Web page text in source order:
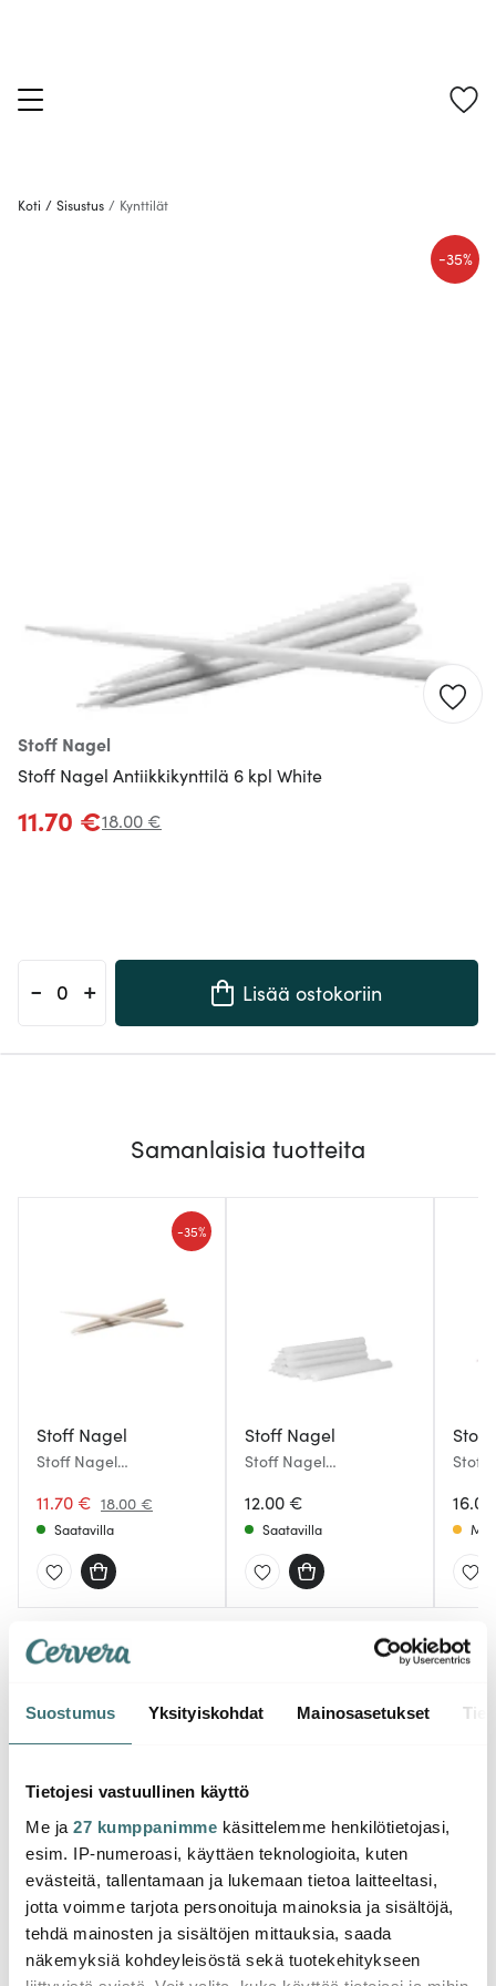
Suostumus Yksityiskohdat Mainosasetukset
Tietojesi vastuullinen käyttö
Me ja 27 kumppanimme käsittelemme henkilötietojasi,
esim. IP-numeroasi, käyttäen teknologioita, kuten
evästeitä, tallentamaan ja lukemaan tietoa laitteeltasi,
jotta voimme tarjota personoituja mainoksia ja sisältöjä,
tehdä mainosten ja sisältöjen mittauksia, saada
näkemyksiä kohdeyleisöstä sekä tuotekehitykseen
Koti / Sisustus / Kynttilät
Stoff Nagel
Stoff Nagel Antiikkikynttilä 6 kpl White
-35%
11.70 €18.00 €
- + Lisää ostokoriin
Samanlaisia tuotteita
Stoff Nagel
Stoff Nagel
kpl Sand
11.70 € 18.00 €
-35%
Saatavilla
Stoff Nagel
Stoff Nagel
kpl Valkoinen
12.00 €
Saatavilla
Stoff
Stoff
kpl
Stoff Nagel Stoff Nagel Stoff